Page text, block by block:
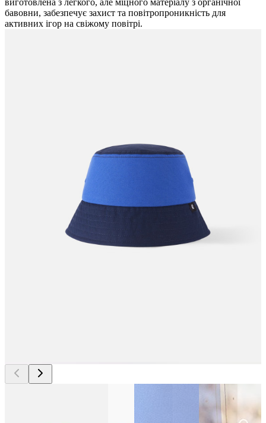
виготовлена з легкого, але міцного матеріалу з органічної
бавовни, забезпечує захист та повітропроникність для
активних ігор на свіжому повітрі.